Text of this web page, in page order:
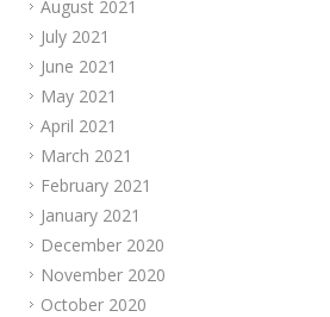
August 2021
July 2021
June 2021
May 2021
April 2021
March 2021
February 2021
January 2021
December 2020
November 2020
October 2020